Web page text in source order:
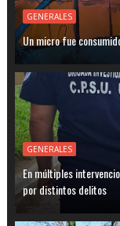
GENERALES
Un micro fue
GENERALES
En múltiples
por distintos delitos